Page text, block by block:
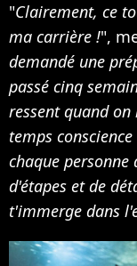
"Clairement, ce
ma carrière !",
demandé une
passé cinq
ressent quand on
temps
chaque
d'étapes et de
t'immerge dans